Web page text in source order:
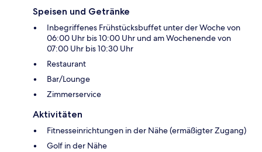
Speisen und Getränke
Inbegriffenes Frühstücksbuffet unter der Woche von
06:00 Uhr bis 10:00 Uhr und am Wochenende von
07:00 Uhr bis 10:30 Uhr
Restaurant
Bar/Lounge
Zimmerservice
Aktivitäten
Fitnesseinrichtungen in der Nähe (ermäßigter Zugang)
Golf in der Nähe